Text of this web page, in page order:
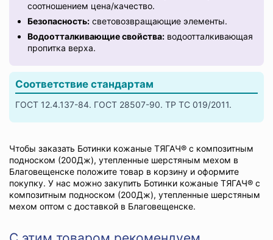
соотношением цена/качество.
Безопасность: световозвращающие элементы.
Водоотталкивающие свойства: водоотталкивающая
пропитка верха.
Соответствие стандартам
ГОСТ 12.4.137-84. ГОСТ 28507-90. ТР ТС 019/2011.
Чтобы заказать Ботинки кожаные ТЯГАЧ® с композитным
подноском (200Дж), утепленные шерстяным мехом в
Благовещенске положите товар в корзину и оформите
покупку. У нас можно закупить Ботинки кожаные ТЯГАЧ® с
композитным подноском (200Дж), утепленные шерстяным
мехом оптом с доставкой в Благовещенске.